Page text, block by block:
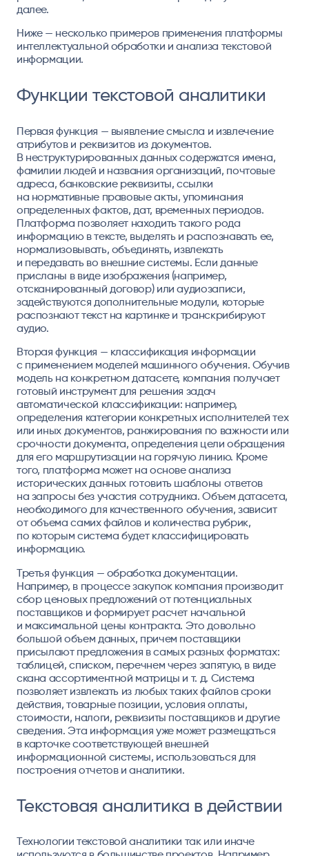
далее.
Ниже — несколько примеров применения платформы
интеллектуальной обработки и анализа текстовой
информации.
Функции текстовой аналитики
Первая функция — выявление смысла и извлечение
атрибутов и реквизитов из документов.
В неструктурированных данных содержатся имена,
фамилии людей и названия организаций, почтовые
адреса, банковские реквизиты, ссылки
на нормативные правовые акты, упоминания
определенных фактов, дат, временных периодов.
Платформа позволяет находить такого рода
информацию в тексте, выделять и распознавать ее,
нормализовывать, объединять, извлекать
и передавать во внешние системы. Если данные
присланы в виде изображения (например,
отсканированный договор) или аудиозаписи,
задействуются дополнительные модули, которые
распознают текст на картинке и транскрибируют
аудио.
Вторая функция — классификация информации
с применением моделей машинного обучения. Обучив
модель на конкретном датасете, компания получает
готовый инструмент для решения задач
автоматической классификации: например,
определения категории конкретных исполнителей тех
или иных документов, ранжирования по важности или
срочности документа, определения цели обращения
для его маршрутизации на горячую линию. Кроме
того, платформа может на основе анализа
исторических данных готовить шаблоны ответов
на запросы без участия сотрудника. Объем датасета,
необходимого для качественного обучения, зависит
от объема самих файлов и количества рубрик,
по которым система будет классифицировать
информацию.
Третья функция — обработка документации.
Например, в процессе закупок компания производит
сбор ценовых предложений от потенциальных
поставщиков и формирует расчет начальной
и максимальной цены контракта. Это довольно
большой объем данных, причем поставщики
присылают предложения в самых разных форматах:
таблицей, списком, перечнем через запятую, в виде
скана ассортиментной матрицы и т. д. Система
позволяет извлекать из любых таких файлов сроки
действия, товарные позиции, условия оплаты,
стоимости, налоги, реквизиты поставщиков и другие
сведения. Эта информация уже может размещаться
в карточке соответствующей внешней
информационной системы, использоваться для
построения отчетов и аналитики.
Текстовая аналитика в действии
Технологии текстовой аналитики так или иначе